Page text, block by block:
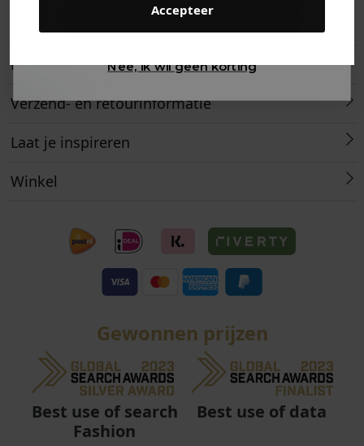
Accepteer
Retourneren
Verzend- en retourinformatie
Laat je inspireren
Winkel
Gewonnen prijzen
Best use of search
Fashion
Best use of data
Gewoon rondkijken
Nee, ik wil geen korting